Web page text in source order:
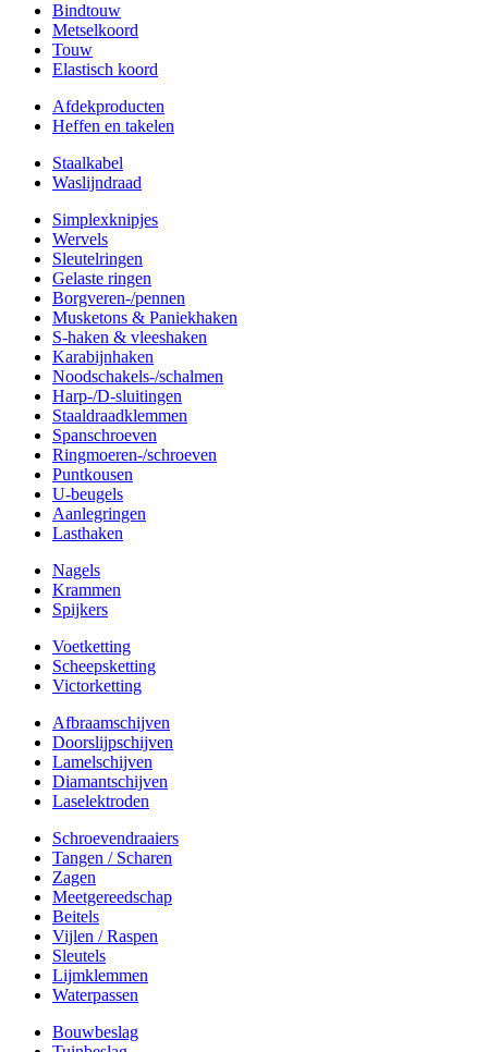
Bindtouw
Metselkoord
Touw
Elastisch koord
Afdekproducten
Heffen en takelen
Staalkabel
Waslijndraad
Simplexknipjes
Wervels
Sleutelringen
Gelaste ringen
Borgveren-/pennen
Musketons & Paniekhaken
S-haken & vleeshaken
Karabijnhaken
Noodschakels-/schalmen
Harp-/D-sluitingen
Staaldraadklemmen
Spanschroeven
Ringmoeren-/schroeven
Puntkousen
U-beugels
Aanlegringen
Lasthaken
Nagels
Krammen
Spijkers
Voetketting
Scheepsketting
Victorketting
Afbraamschijven
Doorslijpschijven
Lamelschijven
Diamantschijven
Laselektroden
Schroevendraaiers
Tangen / Scharen
Zagen
Meetgereedschap
Beitels
Vijlen / Raspen
Sleutels
Lijmklemmen
Waterpassen
Bouwbeslag